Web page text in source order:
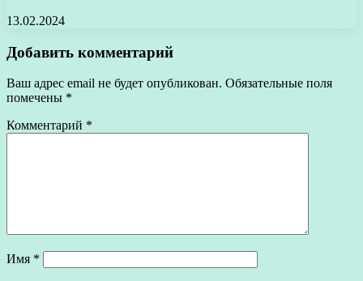
13.02.2024
Добавить комментарий
Ваш адрес email не будет опубликован. Обязательные поля
помечены *
Комментарий *
Имя *